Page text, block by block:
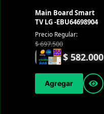
Main Board Smart
TV LG -EBU64698904
Precio Regular:
$697.500
$ 582.000
Agregar